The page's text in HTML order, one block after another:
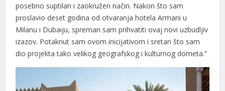
posebno suptilan i zaokružen način. Nakon što sam
proslavio deset godina od otvaranja hotela Armani u
Milanu i Dubaiju, spreman sam prihvatiti ovaj novi uzbudljiv
izazov. Potaknut sam ovom inicijativom i sretan što sam
dio projekta tako velikog geografskog i kulturnog dometa.”